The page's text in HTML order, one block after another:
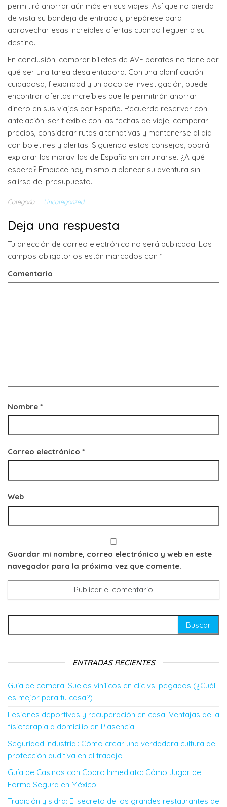
permitirá ahorrar aún más en sus viajes. Así que no pierda
de vista su bandeja de entrada y prepárese para
aprovechar esas increíbles ofertas cuando lleguen a su
destino.
En conclusión, comprar billetes de AVE baratos no tiene por
qué ser una tarea desalentadora. Con una planificación
cuidadosa, flexibilidad y un poco de investigación, puede
encontrar ofertas increíbles que le permitirán ahorrar
dinero en sus viajes por España. Recuerde reservar con
antelación, ser flexible con las fechas de viaje, comparar
precios, considerar rutas alternativas y mantenerse al día
con boletines y alertas. Siguiendo estos consejos, podrá
explorar las maravillas de España sin arruinarse. ¿A qué
espera? Empiece hoy mismo a planear su aventura sin
salirse del presupuesto.
Categoría Uncategorized
Deja una respuesta
Tu dirección de correo electrónico no será publicada. Los
campos obligatorios están marcados con *
Comentario
Nombre *
Correo electrónico *
Web
Guardar mi nombre, correo electrónico y web en este
navegador para la próxima vez que comente.
ENTRADAS RECIENTES
Guía de compra: Suelos vinílicos en clic vs. pegados (¿Cuál
es mejor para tu casa?)
Lesiones deportivas y recuperación en casa: Ventajas de la
fisioterapia a domicilio en Plasencia
Seguridad industrial: Cómo crear una verdadera cultura de
protección auditiva en el trabajo
Guía de Casinos con Cobro Inmediato: Cómo Jugar de
Forma Segura en México
Tradición y sidra: El secreto de los grandes restaurantes de